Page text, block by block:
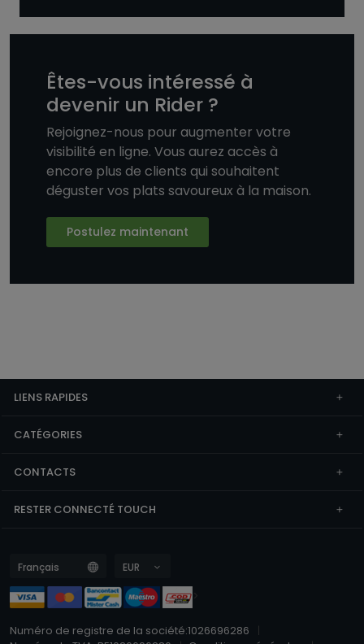
Êtes-vous intéressé à
devenir un Rider ?
Rejoignez-nous pour augmenter votre
visibilité en ligne. Vous aurez accès à
encore plus de clients qui souhaitent
déguster vos plats savoureux à la maison.
Postulez maintenant
LIENS RAPIDES
CATÉGORIES
CONTACTS
RESTER CONNECTÉ TOUCH
>
Numéro de registre de la société:1026696286